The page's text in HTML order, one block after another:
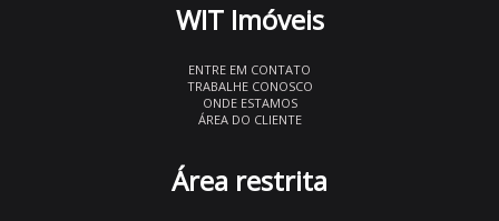
WIT Imóveis
ENTRE EM CONTATO
TRABALHE CONOSCO
ONDE ESTAMOS
ÁREA DO CLIENTE
Área restrita